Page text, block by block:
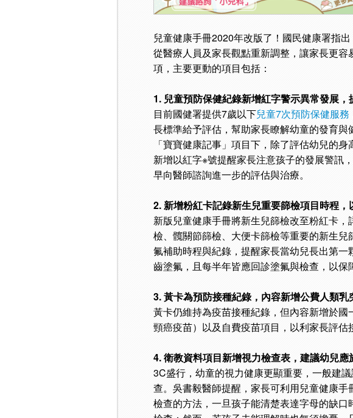
兒童健康手冊2020年改版了！國民健康署指
從醫療人員及家長觀點重新調整，讓家長更
項，主要更動的項目包括：
1. 兒童預防保健紀錄新增紅字警示異常發展
目前國健署提供7歲以下兒童7次預防保健服務
長標準給予評估，幫助家長瞭解幼童的發育
「寶寶健康記事」項目下，除了評估幼兒的
新增以紅字※號提醒家長注意孩子的發展警訊
早向醫師諮詢進一步的評估與治療。
2. 新增粉紅卡記錄新生兒重要篩檢項目時程
新版兒童健康手冊將新生兒篩檢改至粉紅卡
檢、髖關節篩檢、大便卡篩檢等重要的新生
氟補助時程與紀錄，提醒家長當幼兒長出第
齒塗氟，且每半年皆應回診塗氟與檢查，以保
3. 黃卡為預防接種紀錄，內容新增公費人類
黃卡仍維持為疫苗接種紀錄，但內容新增於
頸癌疫苗）以及自費疫苗項目，以利家長評估
4. 衛教資料項目新增視力檢查表，建議幼兒
3C盛行，幼童的視力健康更顯重要，一般建
查。吳書毅醫師提醒，家長可利用兒童健康
檢查的方法，一旦孩子能清楚表達字母的缺